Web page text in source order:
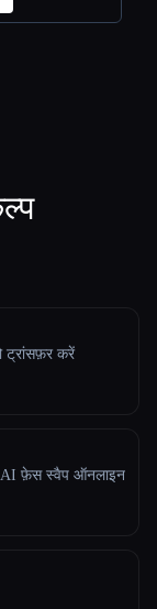
ट्रांसफ़र करें
AI फ़ेस स्वैप ऑनलाइन